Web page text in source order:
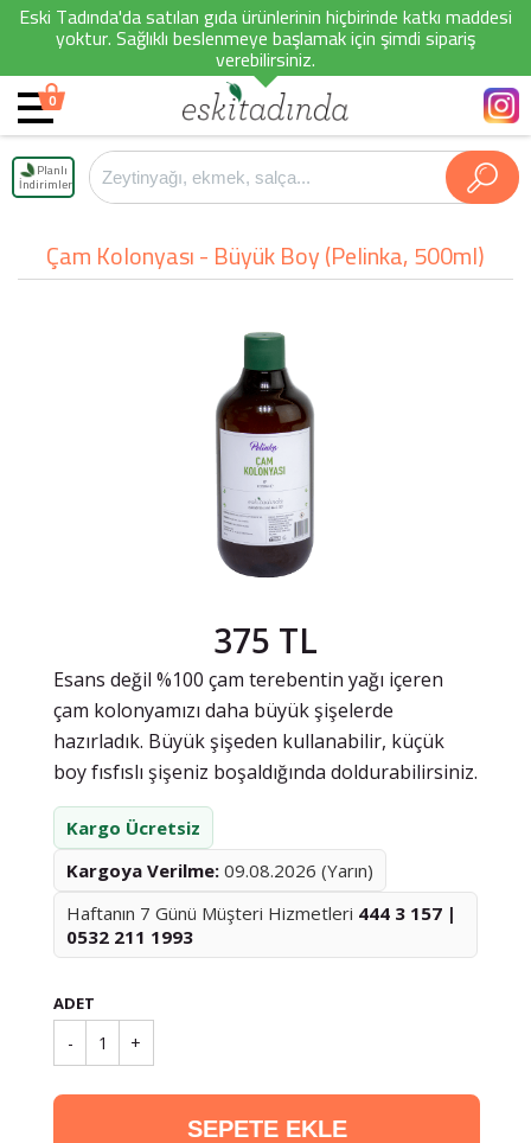
Eski Tadında'da satılan gıda ürünlerinin hiçbirinde katkı maddesi
yoktur. Sağlıklı beslenmeye başlamak için şimdi sipariş
verebilirsiniz.
0
Planlı
İndirimler
Çam Kolonyası - Büyük Boy (Pelinka, 500ml)
375 TL
Esans değil %100 çam terebentin yağı içeren
çam kolonyamızı daha büyük şişelerde
hazırladık. Büyük şişeden kullanabilir, küçük
boy fısfıslı şişeniz boşaldığında doldurabilirsiniz.
Kargo Ücretsiz
Kargoya Verilme: 09.08.2026 (Yarın)
Haftanın 7 Günü Müşteri Hizmetleri 444 3 157 |
0532 211 1993
ADET
- 1 +
SEPETE EKLE